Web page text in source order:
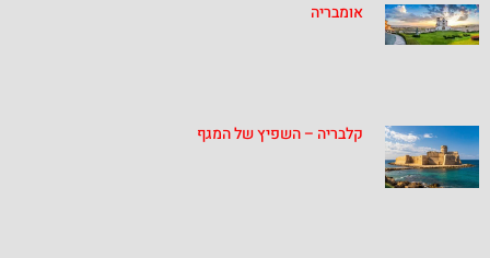
אומבריה
קלבריה – השפיץ של המגף